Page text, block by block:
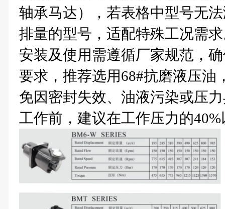
轴承马达），若表格中型号无
排量的型号，适配特殊工况需
安装及使用需遵循厂家规范，
要求，推荐选用68#抗磨液压油
免因密封失效、油液污染或压
工作前，建议在工作压力的